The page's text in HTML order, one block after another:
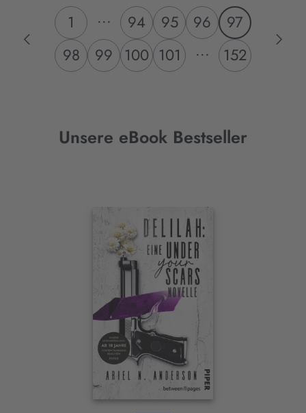
1 ... 94 95 96
97
98
99 100 101 ... 152
Unsere eBook Bestseller